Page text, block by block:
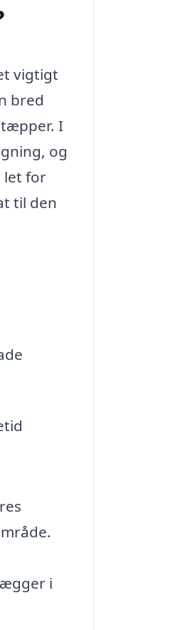
vigtigt
bred
I
og
let for
til den
i